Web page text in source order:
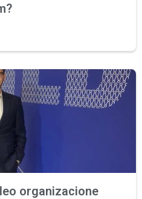
organizacione